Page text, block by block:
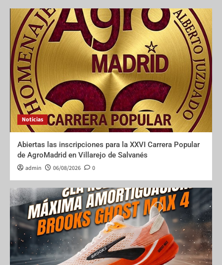
Noticias
Abiertas las inscripciones para la XXVI Carrera Popular
de AgroMadrid en Villarejo de Salvanés
admin 06/08/2026 0